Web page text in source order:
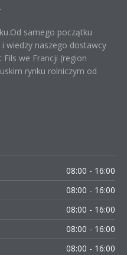
samego początku
wiedzy naszego dostawcy
we Francji (region
rynku rolniczym od
08:00 - 16:00
08:00 - 16:00
08:00 - 16:00
08:00 - 16:00
08:00 - 16:00